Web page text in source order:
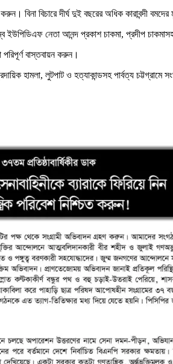
বিনা বিচারে দীর্ঘ দুই বছরের অধিক কারাবন্দী
ইউপিডিএফ নেতা আনন্দ প্রকাশ চাকমা, প্রদীপ
পরিপূর্ণ বাস্তবায়ন করুন।
হামলা, লুটপাট ও হত্যাকান্ডসহ পার্বত্য